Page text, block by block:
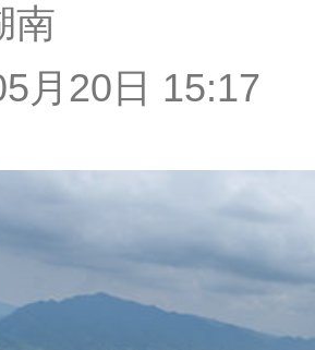
南
月20日 15:17